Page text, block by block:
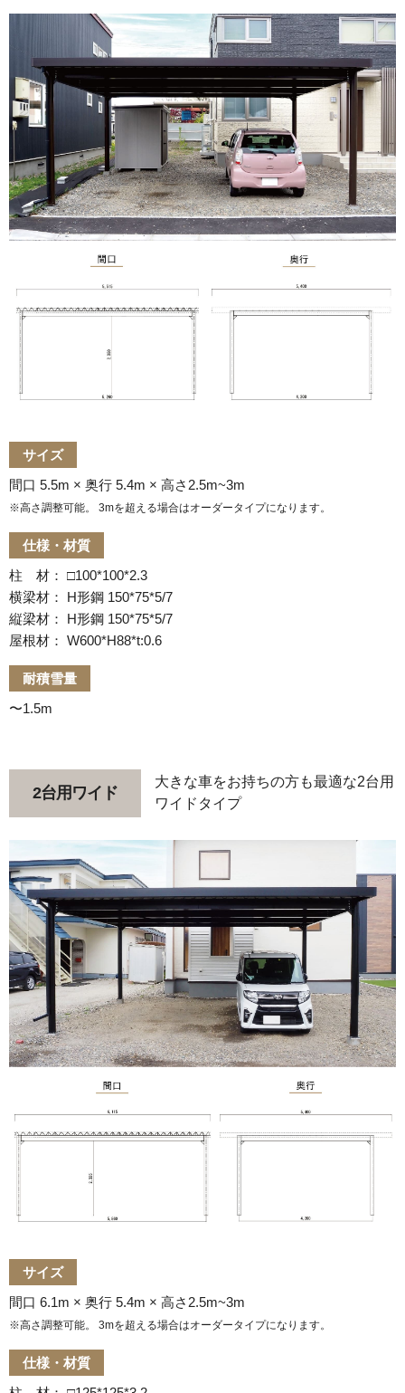
サイズ
間口 5.5m × 奥行 5.4m × 高さ2.5m~3m
※高さ調整可能。 3mを超える場合はオーダータイプになります。
仕様・材質
柱 材： □100*100*2.3
横梁材： H形鋼 150*75*5/7
縦梁材： H形鋼 150*75*5/7
屋根材： W600*H88*t:0.6
耐積雪量
〜1.5m
2台用ワイド
大きな車をお持ちの方も最適な2台用
ワイドタイプ
サイズ
間口 6.1m × 奥行 5.4m × 高さ2.5m~3m
※高さ調整可能。 3mを超える場合はオーダータイプになります。
仕様・材質